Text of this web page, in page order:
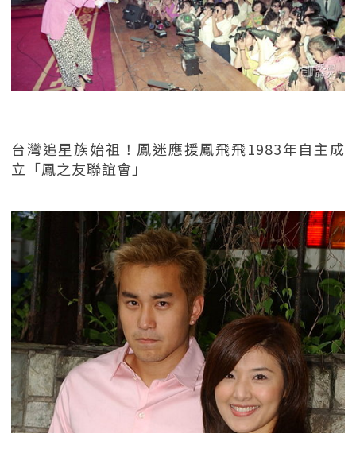
台灣追星族始祖！鳳迷應援鳳飛飛1983年自主成
立「鳳之友聯誼會」